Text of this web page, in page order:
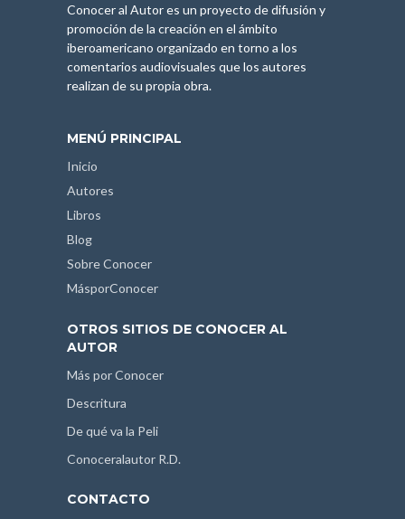
Conocer al Autor es un proyecto de difusión y
promoción de la creación en el ámbito
iberoamericano organizado en torno a los
comentarios audiovisuales que los autores
realizan de su propia obra.
MENÚ PRINCIPAL
Inicio
Autores
Libros
Blog
Sobre Conocer
MásporConocer
OTROS SITIOS DE CONOCER AL
AUTOR
Más por Conocer
Descritura
De qué va la Peli
Conoceralautor R.D.
CONTACTO